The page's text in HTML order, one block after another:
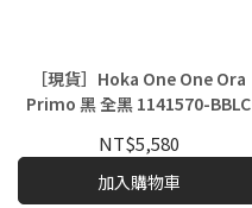
［現貨］Hoka One One Ora
Primo 黑 全黑 1141570-BBLC
NT$5,580
加入購物車